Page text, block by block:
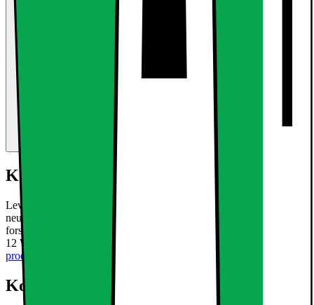
Kort om produktet
Leveringsomfang: 6 x LED panel overflademonteret lampe 12W
neutral hvid + transformer Teknisk information : LED-panel /
forsænket projektører omkring 12W: Lysoutput: 672 lumens Effekt:
12 W Farve: neutral hvid 4000K Form: Dimensioner
produktet
Kort om produktet